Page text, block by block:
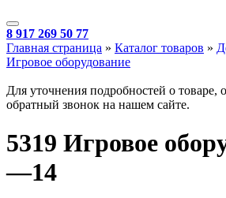
8 917 269 50 77
Главная страница » Каталог товаров »
Игровое оборудование
Для уточнения подробностей о товаре,
обратный звонок на нашем сайте.
5319 Игровое
—14